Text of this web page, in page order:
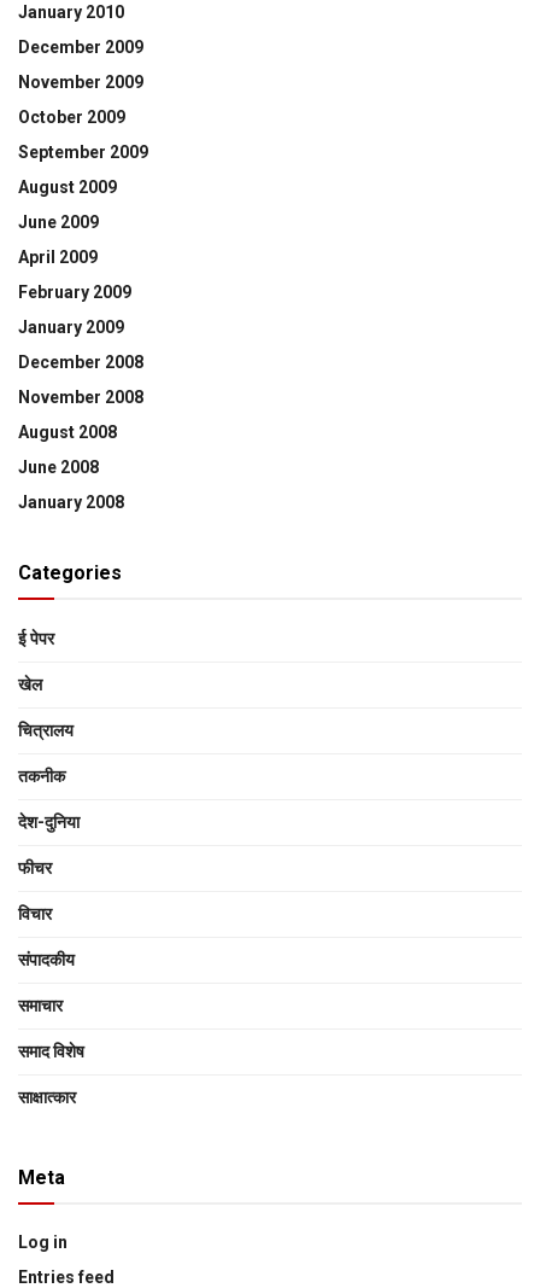
January 2010
December 2009
November 2009
October 2009
September 2009
August 2009
June 2009
April 2009
February 2009
January 2009
December 2008
November 2008
August 2008
June 2008
January 2008
Categories
ई पेपर
खेल
चित्रालय
तकनीक
देश-दुनिया
फीचर
विचार
संपादकीय
समाचार
समाद विशेष
साक्षात्‍कार
Meta
Log in
Entries feed